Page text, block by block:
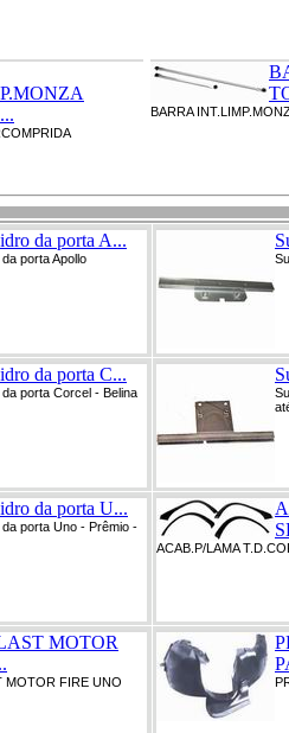
BARRA
da porta A...
porta Apollo
da porta C...
porta Corcel - Belina
da porta U...
porta Uno - Prêmio -
ACAB.P/LAMA
MOTOR
MOTOR FIRE UNO